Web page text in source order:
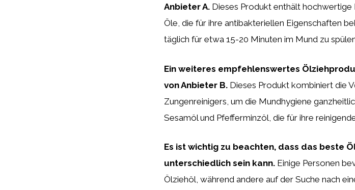
Anbieter A. Dieses Produkt enthält
Öle, die für ihre antibakteriellen Eigenschaften
täglich für etwa 15-20 Minuten im Mund zu
Ein weiteres empfehlenswertes
von Anbieter B. Dieses Produkt kombiniert die
Zungenreinigers, um die Mundhygiene
Sesamöl und Pfefferminzöl, die für ihre
Es ist wichtig zu beachten, dass das beste
unterschiedlich sein kann. Einige Personen
Ölziehöl, während andere auf der Suche nach